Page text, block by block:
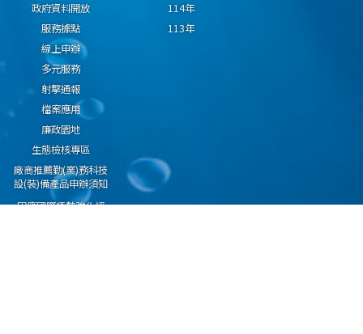
政府資料開放
服務據點
線上申辦
多元服務
射擊通報
檔案應用
廉政園地
生態檢核專區
廠商推薦勤(業)務科技
設(裝)備產品申辦須知
因應國際情勢強化經
114年
113年